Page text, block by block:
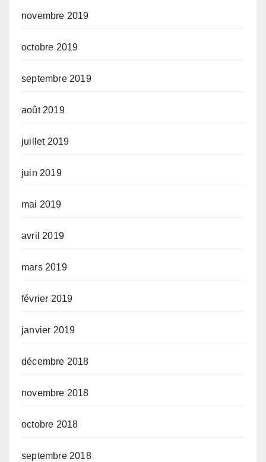
novembre 2019
octobre 2019
septembre 2019
août 2019
juillet 2019
juin 2019
mai 2019
avril 2019
mars 2019
février 2019
janvier 2019
décembre 2018
novembre 2018
octobre 2018
septembre 2018